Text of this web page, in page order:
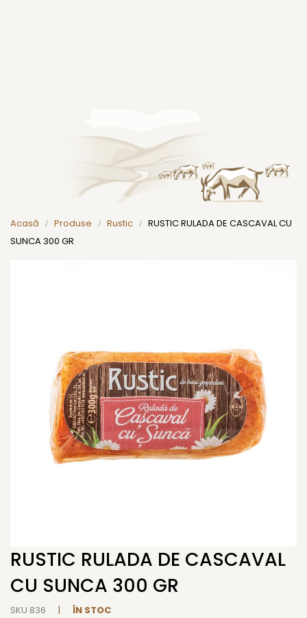
Acasă Produse Rustic
RUSTIC RULADA DE CASCAVAL CU
SUNCA 300 GR
RUSTIC RULADA DE CASCAVAL
CU SUNCA 300 GR
ÎN STOC
SKU 836
Skip
the
beginning